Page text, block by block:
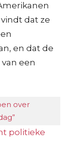
dat ze
en dat de
een
over
politieke